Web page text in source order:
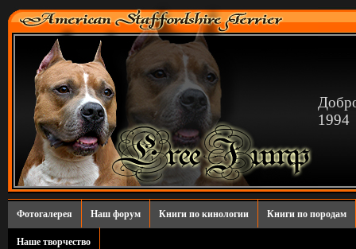
1994
Фотогалерея Наш форум Книги по кинологии Книги по породам
Наше творчество